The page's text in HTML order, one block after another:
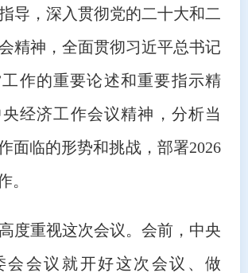
导，深入贯彻党的二十大和二
精神，全面贯彻习近平总书记
作的重要论述和重要指示精
经济工作会议精神，分析当
面临的形势和挑战，部署2026
。
重视这次会议。会前，中央
会会议就开好这次会议、做